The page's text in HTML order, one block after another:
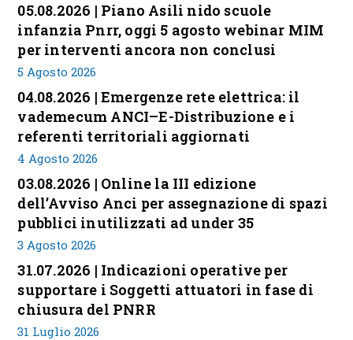
05.08.2026 | Piano Asili nido scuole
infanzia Pnrr, oggi 5 agosto webinar MIM
per interventi ancora non conclusi
5 Agosto 2026
04.08.2026 | Emergenze rete elettrica: il
vademecum ANCI–E-Distribuzione e i
referenti territoriali aggiornati
4 Agosto 2026
03.08.2026 | Online la III edizione
dell’Avviso Anci per assegnazione di spazi
pubblici inutilizzati ad under 35
3 Agosto 2026
31.07.2026 | Indicazioni operative per
supportare i Soggetti attuatori in fase di
chiusura del PNRR
31 Luglio 2026